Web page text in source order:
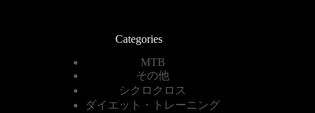
Categories
MTB
その他
シクロクロス
ダイエット・トレーニング